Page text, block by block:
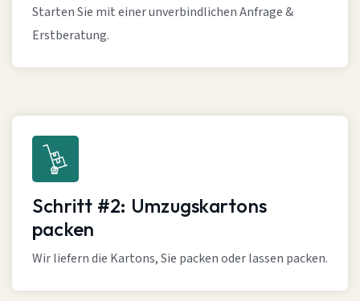
Starten Sie mit einer unverbindlichen Anfrage &
Erstberatung.
Schritt #2: Umzugskartons
packen
Wir liefern die Kartons, Sie packen oder lassen packen.